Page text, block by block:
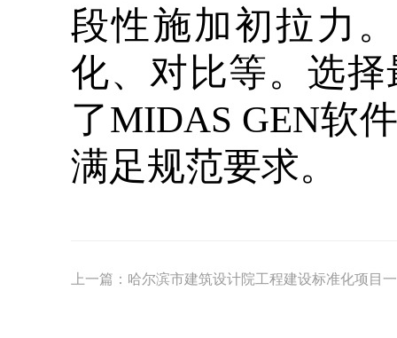
段性施加初拉力
化、对比等。选
了MIDAS GEN软
满足规范要求。
上一篇： 哈尔滨市建筑设计院工程建设标准化项目